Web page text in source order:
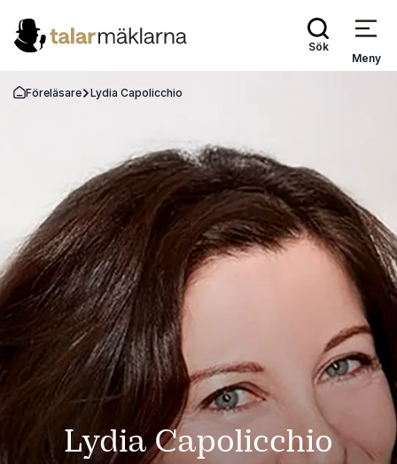
Sök
Meny
Gå tillbaka till startsidan
Föreläsare Lydia Capolicchio
Lydia Capolicchio